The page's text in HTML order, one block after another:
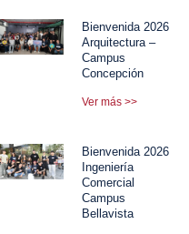
Bienvenida 2026
Arquitectura –
Campus
Concepción
Ver más >>
Bienvenida 2026
Ingeniería
Comercial
Campus
Bellavista